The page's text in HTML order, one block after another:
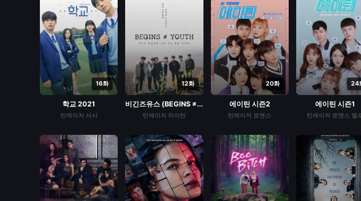
16화
학교 2021
틴에이저 서사
12화
비긴즈유스 (BEGINS ≠...
틴에이저 하이틴
20화
에이틴 시즌2
틴에이저 로맨스
24
에이틴 시즌1
틴에이저 로맨스 멜